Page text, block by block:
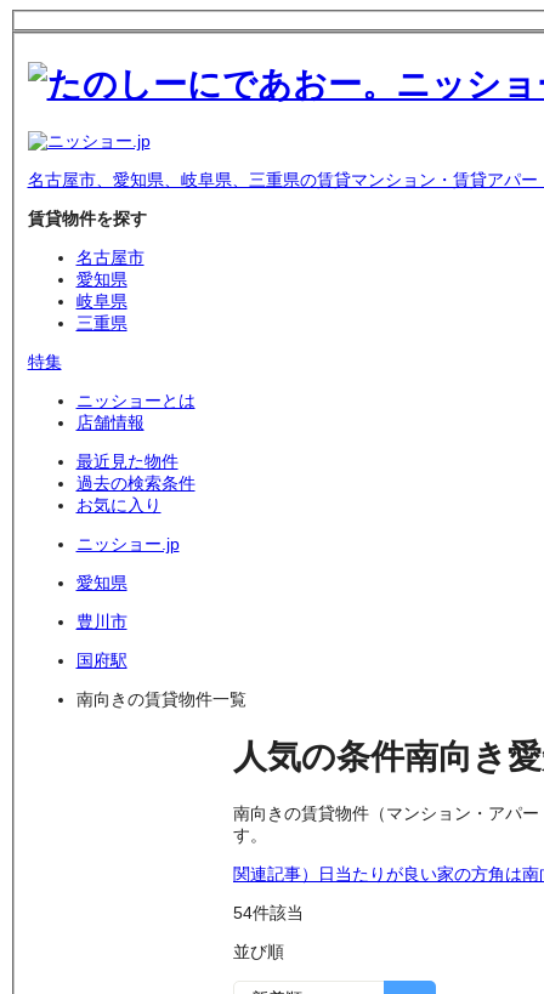
名古屋市、愛知県、岐阜県、三重県の賃貸マンション・賃貸アパー
賃貸物件を探す
名古屋市
愛知県
岐阜県
三重県
特集
ニッショーとは
店舗情報
最近見た物件
過去の検索条件
お気に入り
ニッショー.jp
愛知県
豊川市
国府駅
南向きの賃貸物件一覧
人気の条件南向き
南向きの賃貸物件（マンション・アパ
す。
関連記事）日当たりが良い家の方角は
54件該当
並び順